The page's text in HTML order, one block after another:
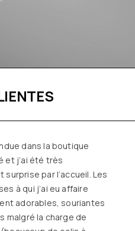
à l’écoute et
de vivre
Les
de qualité, tendances
différentes
et ça fait très
j’y vais (depuis le début